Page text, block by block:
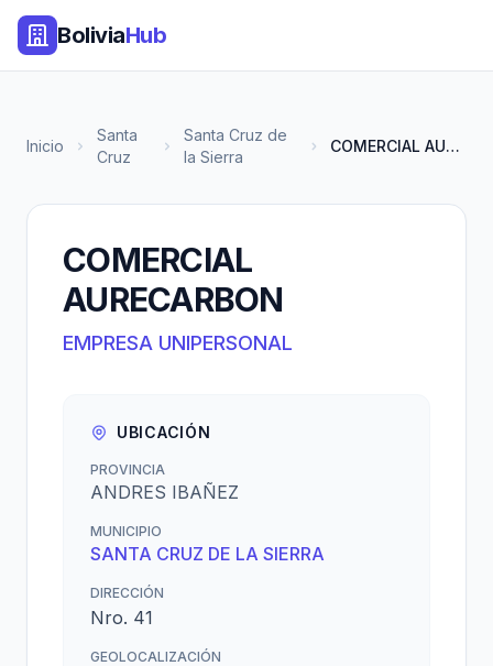
BoliviaHub
Inicio
Santa
Cruz
Santa Cruz de
la Sierra
COMERCIAL AURECARBON
COMERCIAL
AURECARBON
EMPRESA UNIPERSONAL
UBICACIÓN
PROVINCIA
ANDRES IBAÑEZ
MUNICIPIO
SANTA CRUZ DE LA SIERRA
DIRECCIÓN
Nro. 41
GEOLOCALIZACIÓN